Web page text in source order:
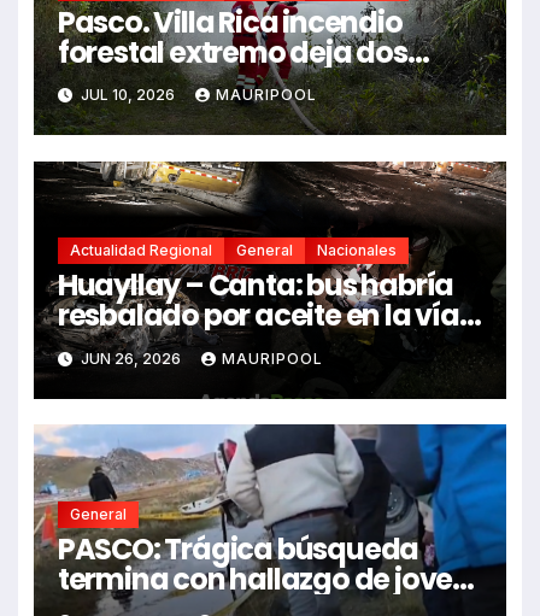
Pasco. Villa Rica incendio
forestal extremo deja dos
fallecidos y heridos
JUL 10, 2026 MAURIPOOL
Actualidad Regional General Nacionales
Huayllay – Canta: bus habría
resbalado por aceite en la vía e
impactó auto siniestrado
dejando dos fallecidos
JUN 26, 2026 MAURIPOOL
General
PASCO: Trágica búsqueda
termina con hallazgo de joven